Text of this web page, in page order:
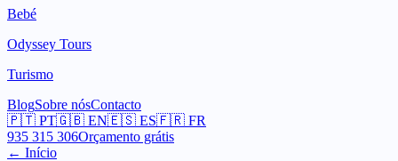
Bebé
Odyssey Tours
Turismo
BlogSobre nósContacto
🇵🇹 PT🇬🇧 EN🇪🇸 ES🇫🇷 FR
935 315 306Orçamento grátis
← Início